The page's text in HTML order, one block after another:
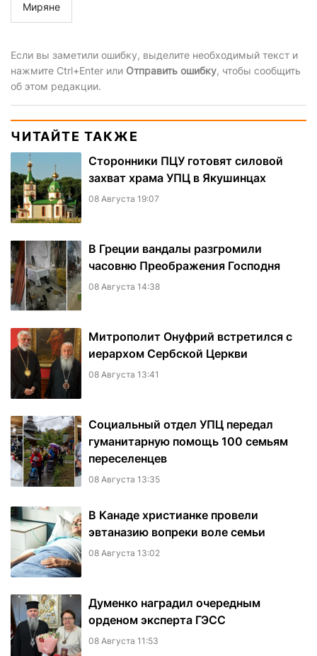
Миряне
Если вы заметили ошибку, выделите необходимый текст и
нажмите Ctrl+Enter или Отправить ошибку, чтобы сообщить
об этом редакции.
ЧИТАЙТЕ ТАКЖЕ
Сторонники ПЦУ готовят силовой
захват храма УПЦ в Якушинцах
08 Августа 19:07
В Греции вандалы разгромили
часовню Преображения Господня
08 Августа 14:38
Митрополит Онуфрий встретился с
иерархом Сербской Церкви
08 Августа 13:41
Социальный отдел УПЦ передал
гуманитарную помощь 100 семьям
переселенцев
08 Августа 13:35
В Канаде христианке провели
эвтаназию вопреки воле семьи
08 Августа 13:02
Думенко наградил очередным
орденом эксперта ГЭСС
08 Августа 11:53